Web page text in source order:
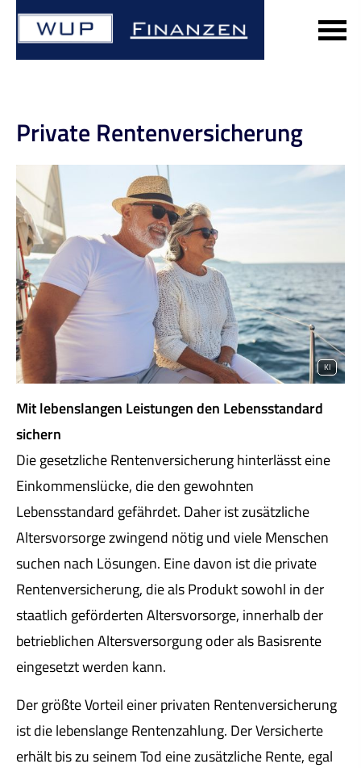
Private Rentenversicherung
KI
Mit lebenslangen Leistungen den Lebensstandard
sichern
Die gesetzliche Rentenversicherung hinterlässt eine
Einkommenslücke, die den gewohnten
Lebensstandard gefährdet. Daher ist zusätzliche
Alters­vorsorge zwingend nötig und viele Menschen
suchen nach Lösungen. Eine davon ist die private
Rentenversicherung, die als Produkt sowohl in der
staatlich geförderten Alters­vorsorge, innerhalb der
betrieblichen Altersversorgung oder als Basisrente
eingesetzt werden kann.
Der größte Vorteil einer privaten Rentenversicherung
ist die lebenslange Rentenzahlung. Der Versicherte
erhält bis zu seinem Tod eine zusätzliche Rente, egal